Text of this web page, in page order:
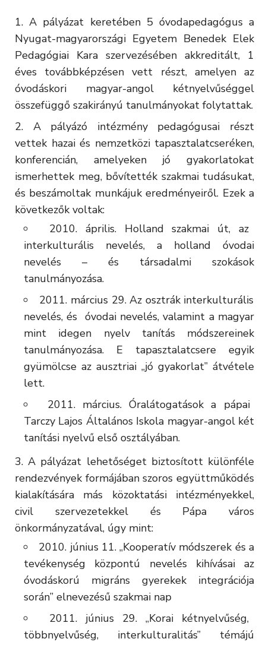
A pályázat keretében 5 óvodapedagógus a
Nyugat-magyarországi Egyetem Benedek Elek
Pedagógiai Kara szervezésében akkreditált, 1
éves továbbképzésen vett részt, amelyen az
óvodáskori magyar-angol kétnyelvűséggel
összefüggő szakirányú tanulmányokat folytattak.
A pályázó intézmény pedagógusai részt
vettek hazai és nemzetközi tapasztalatcseréken,
konferencián, amelyeken jó gyakorlatokat
ismerhettek meg, bővítették szakmai tudásukat,
és beszámoltak munkájuk eredményeiről. Ezek a
következők voltak:
2010. április. Holland szakmai út, az
interkulturális nevelés, a holland óvodai
nevelés – és társadalmi szokások
tanulmányozása.
2011. március 29. Az osztrák interkulturális
nevelés, és óvodai nevelés, valamint a magyar
mint idegen nyelv tanítás módszereinek
tanulmányozása. E tapasztalatcsere egyik
gyümölcse az ausztriai „jó gyakorlat” átvétele
lett.
2011. március. Óralátogatások a pápai
Tarczy Lajos Általános Iskola magyar-angol két
tanítási nyelvű első osztályában.
A pályázat lehetőséget biztosított különféle
rendezvények formájában szoros együttműködés
kialakítására más közoktatási intézményekkel,
civil szervezetekkel és Pápa város
önkormányzatával, úgy mint:
2010. június 11. „Kooperatív módszerek és a
tevékenység központú nevelés kihívásai az
óvodáskorú migráns gyerekek integrációja
során” elnevezésű szakmai nap
2011. június 29. „Korai kétnyelvűség,
többnyelvűség, interkulturalitás” témájú